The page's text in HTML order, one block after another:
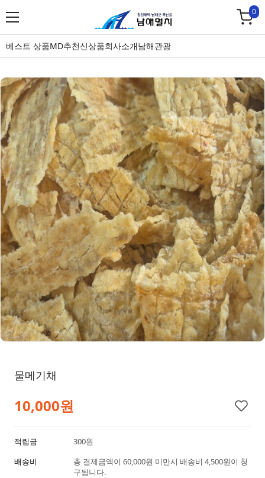
0
베스트 상품MD추천신상품회사소개남해관광
물메기채
10,000원
적립금
300원
배송비
총 결제금액이 60,000원 미만시 배송비 4,500원이 청
구됩니다.